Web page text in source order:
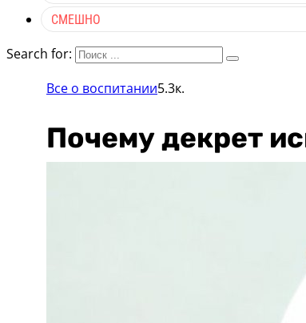
СМЕШНО
Search for:
Все о воспитании5.3к.
Почему декрет